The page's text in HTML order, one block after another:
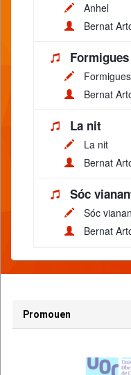
Anhel
Bernat
Formigues
Formigues
Bernat
La nit
La nit
Bernat
Sóc
Sóc
Bernat
Promouen